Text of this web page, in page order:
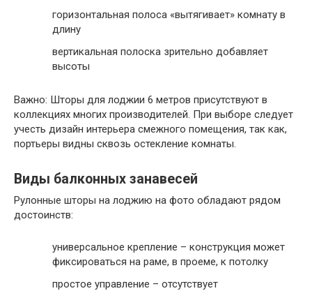
горизонтальная полоса «вытягивает» комнату в
длину
вертикальная полоска зрительно добавляет
высоты
Важно: Шторы для лоджии 6 метров присутствуют в
коллекциях многих производителей. При выборе следует
учесть дизайн интерьера смежного помещения, так как,
портьеры видны сквозь остекление комнаты.
Виды балконных занавесей
Рулонные шторы на лоджию на фото обладают рядом
достоинств:
универсальное крепление – конструкция может
фиксироваться на раме, в проеме, к потолку
простое управление – отсутствует